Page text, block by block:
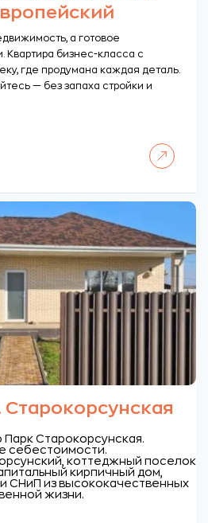
а готовое
Квартира бизнес-класса с
где продумана каждая деталь.
— без запаха стройки и
Старокорсунская
Парк Старокорсунская.
себестоимости.
коттеджный поселок
кирпичный дом,
СНиП из высококачественных
жизни.